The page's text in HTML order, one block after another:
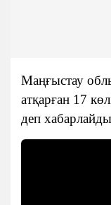
Маңғыстау
атқарған 17
деп хабарлайды